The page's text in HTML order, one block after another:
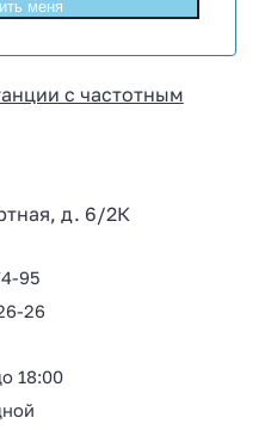
с частотным
д. 6/2К
95
26
18:00